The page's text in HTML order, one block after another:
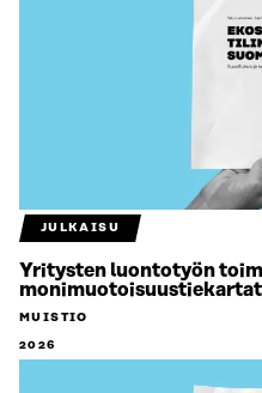
JULKAISU
Yritysten luontotyön
monimuotoisuustiekartat
MUISTIO
2026